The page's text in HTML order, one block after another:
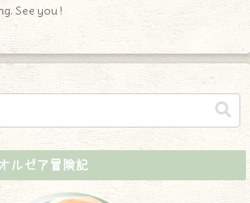
See you !
ルゼア冒険記